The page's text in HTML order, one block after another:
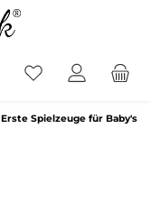
Erste Spielzeuge für Baby's